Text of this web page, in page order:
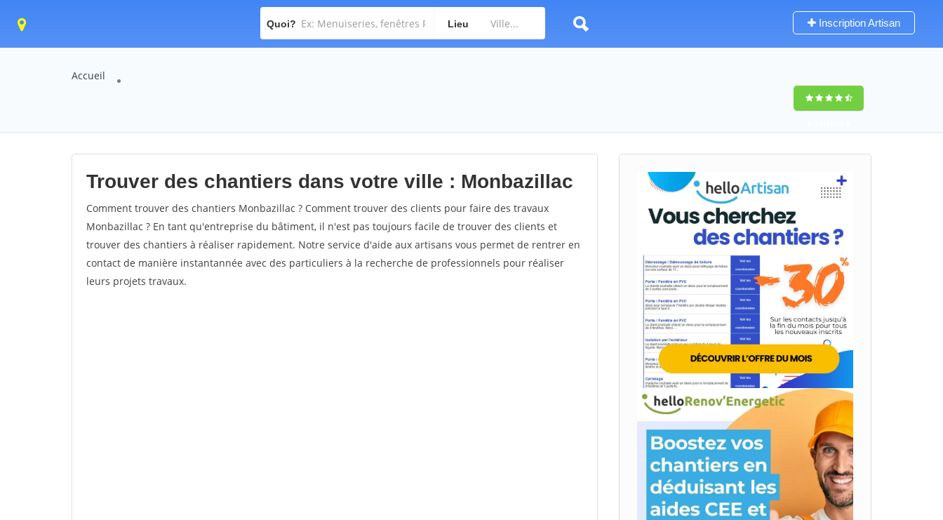
Quoi? Lieu Inscription Artisan
Accueil
Trouver des chantiers dans votre ville : Monbazillac
Comment trouver des chantiers Monbazillac ? Comment trouver des clients pour faire des travaux
Monbazillac ? En tant qu'entreprise du bâtiment, il n'est pas toujours facile de trouver des clients et
trouver des chantiers à réaliser rapidement. Notre service d'aide aux artisans vous permet de rentrer en
contact de manière instantannée avec des particuliers à la recherche de professionnels pour réaliser
leurs projets travaux.